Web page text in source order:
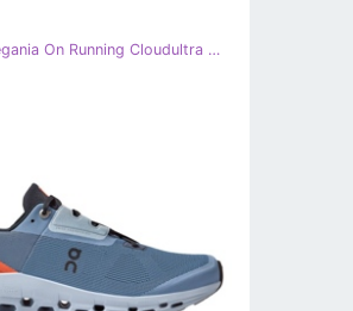
Buty do biegania On Running Cloudultra M 4498574 niebieskie